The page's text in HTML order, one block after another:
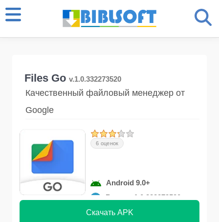
Files Go v.1.0.332273520
Качественный файловый менеджер от
Google
6 оценок
Android 9.0+
Версия 1.0.332273520
Скачать APK